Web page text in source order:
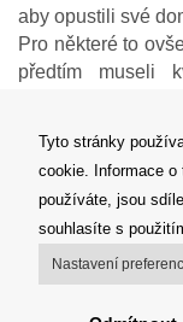
Tyto stránky
cookie. Informace
používáte, jsou
souhlasíte s
Nastavení
aby opustili své
Pro některé to
předtím museli
severovýchodním
―World
Zpět